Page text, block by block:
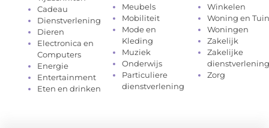
Cadeau
Dienstverlening
Dieren
Electronica en
Computers
Energie
Entertainment
Eten en drinken
Meubels
Mobiliteit
Mode en
Kleding
Muziek
Onderwijs
Particuliere
dienstverlening
Winkelen
Woning en Tuin
Woningen
Zakelijk
Zakelijke
dienstverlening
Zorg